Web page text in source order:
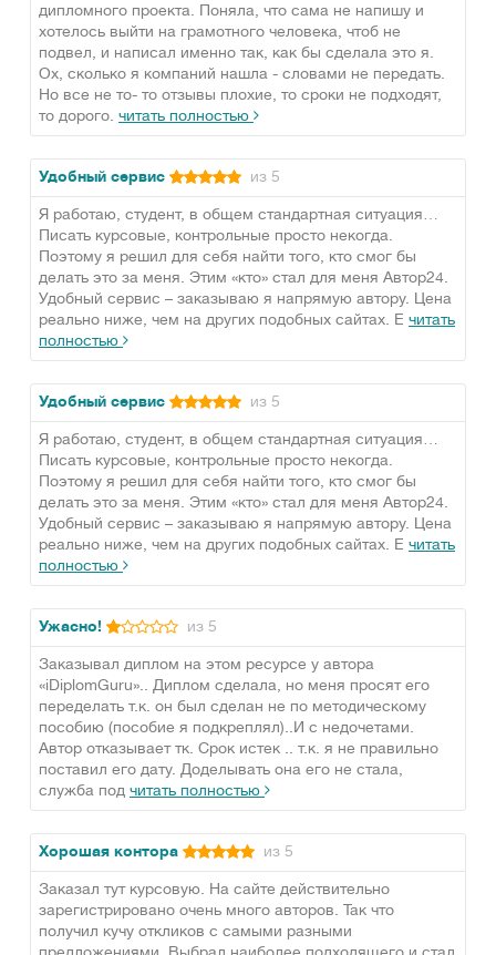
дипломного проекта. Поняла, что сама не напишу и
хотелось выйти на грамотного человека, чтоб не
подвел, и написал именно так, как бы сделала это я.
Ох, сколько я компаний нашла - словами не передать.
Но все не то- то отзывы плохие, то сроки не подходят,
то дорого. читать полностью
Удобный сервис из 5
Я работаю, студент, в общем стандартная ситуация…
Писать курсовые, контрольные просто некогда.
Поэтому я решил для себя найти того, кто смог бы
делать это за меня. Этим «кто» стал для меня Автор24.
Удобный сервис – заказываю я напрямую автору. Цена
реально ниже, чем на других подобных сайтах. Е читать
полностью
Удобный сервис из 5
Я работаю, студент, в общем стандартная ситуация…
Писать курсовые, контрольные просто некогда.
Поэтому я решил для себя найти того, кто смог бы
делать это за меня. Этим «кто» стал для меня Автор24.
Удобный сервис – заказываю я напрямую автору. Цена
реально ниже, чем на других подобных сайтах. Е читать
полностью
Ужасно! из 5
Заказывал диплом на этом ресурсе у автора
«iDiplomGuru».. Диплом сделала, но меня просят его
переделать т.к. он был сделан не по методическому
пособию (пособие я подкреплял)..И с недочетами.
Автор отказывает тк. Срок истек .. т.к. я не правильно
поставил его дату. Доделывать она его не стала,
служба под читать полностью
Хорошая контора из 5
Заказал тут курсовую. На сайте действительно
зарегистрировано очень много авторов. Так что
получил кучу откликов с самыми разными